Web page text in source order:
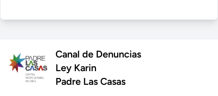
Canal de Denuncias
Ley Karin
Padre Las Casas